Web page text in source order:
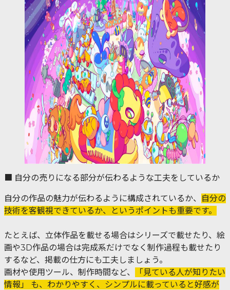
■ 自分の売りになる部分が伝わるような工夫をしているか
自分の作品の魅力が伝わるように構成されているか、
自分の
技術を客観視できているか、というポイントも重要です。
たとえば、立体作品を載せる場合はシリーズで載せたり、絵
画や3D作品の場合は完成系だけでなく制作過程も載せたり
するなど、掲載の仕方にも工夫しましょう。
画材や使用ツール、制作時間など、
「見ている人が知りたい
情報」 も、わかりやすく、シンプルに載っていると好感が